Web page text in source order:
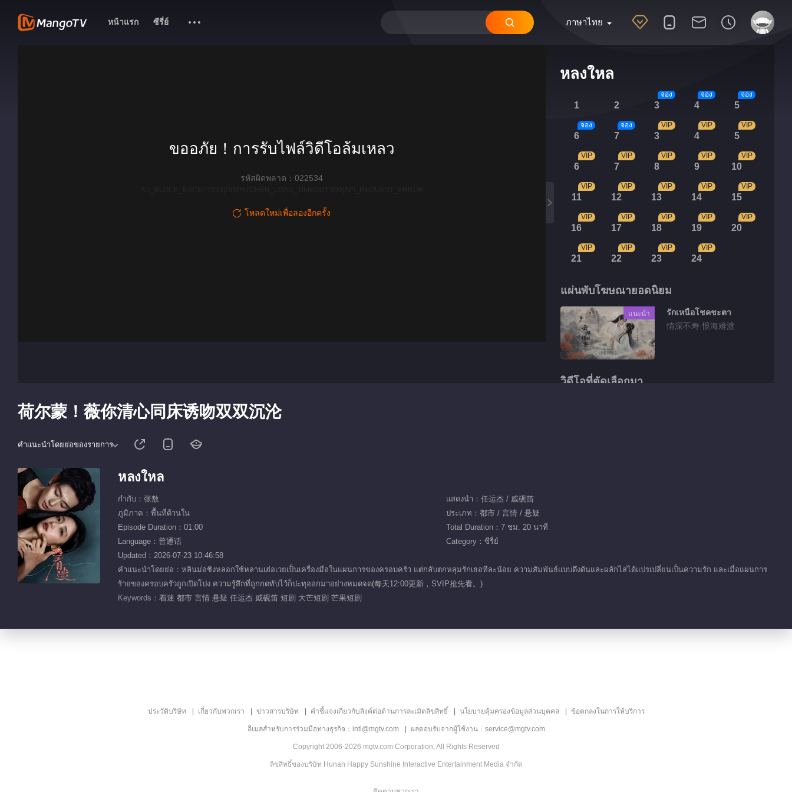
ภาษาไทย
หน้าแรก ซีรี่ย์
หลงใหล
1 2 3
จอง
4
จอง
5
จอง
6
จอง
7
จอง
3
VIP
4
VIP
5
VIP
6
VIP
7
VIP
8
VIP
9
VIP
10
VIP
11
VIP
12
VIP
13
VIP
14
VIP
15
VIP
16
VIP
17
VIP
18
VIP
19
VIP
20
VIP
21
VIP
22
VIP
23
VIP
24
VIP
แผ่นพับโฆษณายอดนิยม
แนะนำ
รักเหนือโชคชะตา
情深不寿 恨海难渡
วิดีโอที่ตัดเลือกมา
00:29
ขออภัย！การรับไฟล์วิดีโอล้มเหลว
รหัสผิดพลาด：022534
โหลดใหม่เพื่อลองอีกครั้ง
荷尔蒙！薇你清心同床诱吻双双沉沦
คำแนะนำโดยย่อของรายการ
หลงใหล
กำกับ：张敖
แสดงนำ：任运杰 / 戚砚笛
ภูมิภาค：พื้นที่ด้านใน
ประเภท：都市 / 言情 / 悬疑
Episode Duration：01:00
Total Duration：7 ชม. 20 นาที
Language：普通话
Category：ซีรี่ย์
Updated：2026-07-23 10:46:58
คำแนะนำโดยย่อ：หลินม่อชิงหลอกใช้หลานเฮ่อเวยเป็นเครื่องมือในแผนการของครอบครัว แต่กลับตกหลุมรักเธอทีละน้อย ความสัมพันธ์แบบดึงดันและผลักไสได้แปรเปลี่ยนเป็นความรัก และเมื่อแผนการ
ร้ายของครอบครัวถูกเปิดโปง ความรู้สึกที่ถูกกดทับไว้ก็ปะทุออกมาอย่างหมดจด(每天12:00更新，SVIP抢先看。)
Keywords： 着迷 都市 言情 悬疑 任运杰 戚砚笛 短剧 大芒短剧 芒果短剧
ประวัติบริษัท เกี่ยวกับพวกเรา ข่าวสารบริษัท คำชี้แจงเกี่ยวกับลิงค์ต่อต้านการละเมิดลิขสิทธิ์ นโยบายคุ้มครองข้อมูลส่วนบุคคล ข้อตกลงในการให้บริการ
อีเมลสำหรับการร่วมมือทางธุรกิจ：intl@mgtv.com ผลตอบรับจากผู้ใช้งาน：service@mgtv.com
Copyright 2006-2026 mgtv.com Corporation, All Rights Reserved
ลิขสิทธิ์ของบริษัท Hunan Happy Sunshine Interactive Entertainment Media จำกัด